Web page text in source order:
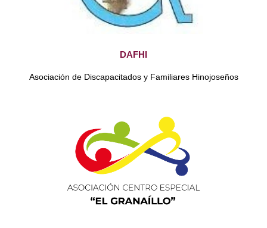
DAFHI
Asociación de Discapacitados y Familiares Hinojoseños